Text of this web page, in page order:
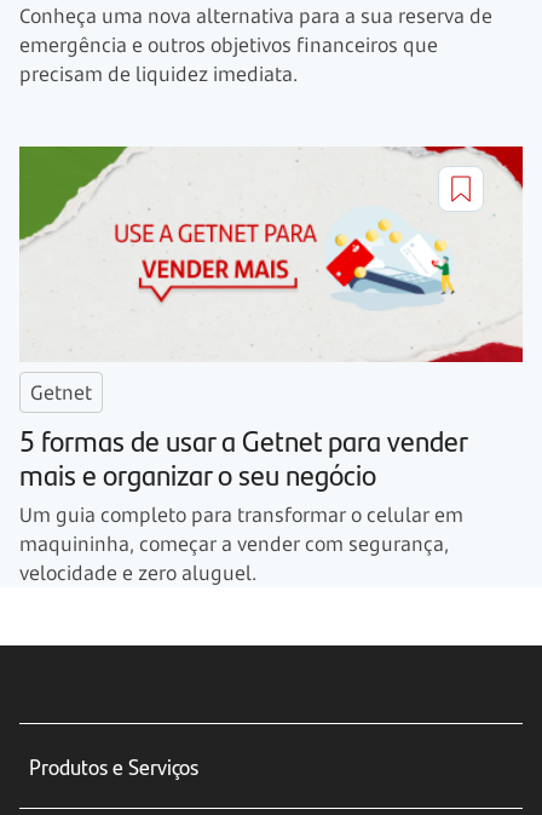
Conheça uma nova alternativa para a sua reserva de
emergência e outros objetivos financeiros que
precisam de liquidez imediata.
Getnet
5 formas de usar a Getnet para vender
mais e organizar o seu negócio
Um guia completo para transformar o celular em
maquininha, começar a vender com segurança,
velocidade e zero aluguel.
Produtos e Serviços